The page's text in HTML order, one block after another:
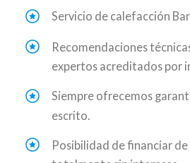
Servicio de calefacción
Recomendaciones
expertos acreditados por
Siempre ofrecemos
escrito.
Posibilidad de financiar de